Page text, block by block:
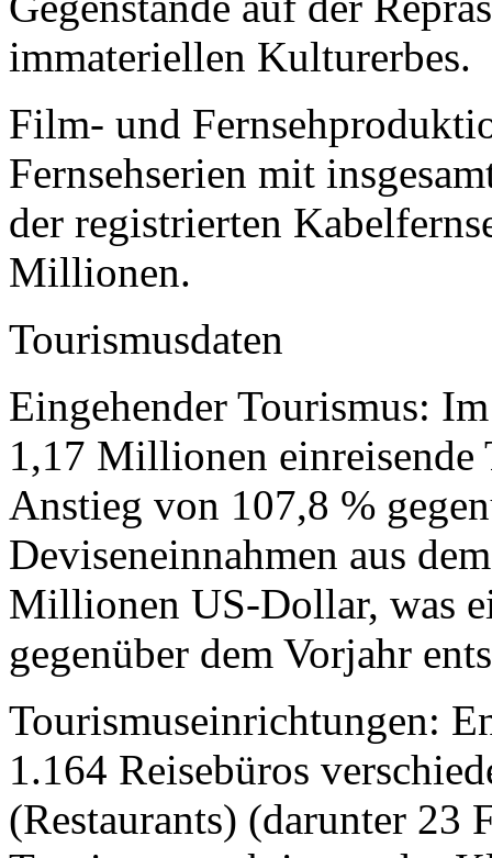
immateriellen Kulturerbes.
Film- und
Fernsehserien mit
der registrierten
Millionen.
Tourismusdaten
Eingehender Tourismus:
1,17 Millionen einreisende
Anstieg von 107,8 %
Deviseneinnahmen aus
Millionen US-Dollar, was
gegenüber dem Vorjahr
Tourismuseinrichtungen:
1.164 Reisebüros
(Restaurants) (darunter 23